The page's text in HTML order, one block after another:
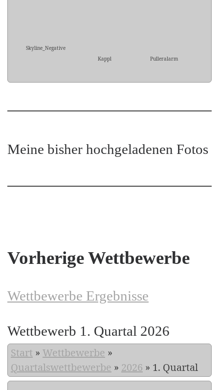
Skyline_Negative
Kappl
Pulleralarm
Meine bisher hochgeladenen Fotos
Vorherige Wettbewerbe
Wettbewerbe Ergebnisse
Wettbewerb 1. Quartal 2026
Start » Wettbewerbe »
Quartalswettbewerbe » 2026 » 1. Quartal